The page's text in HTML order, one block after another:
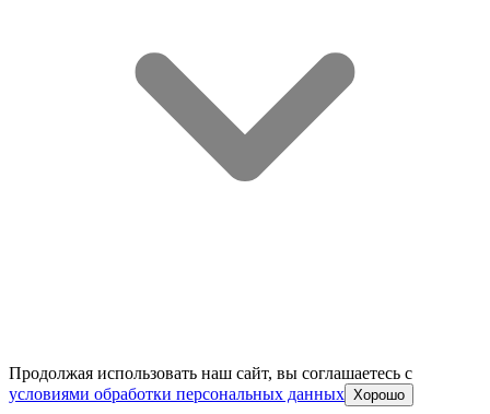
Продолжая использовать наш сайт, вы соглашаетесь c
условиями обработки персональных данных Хорошо